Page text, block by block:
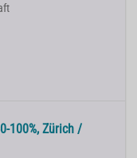
100%, Zürich /